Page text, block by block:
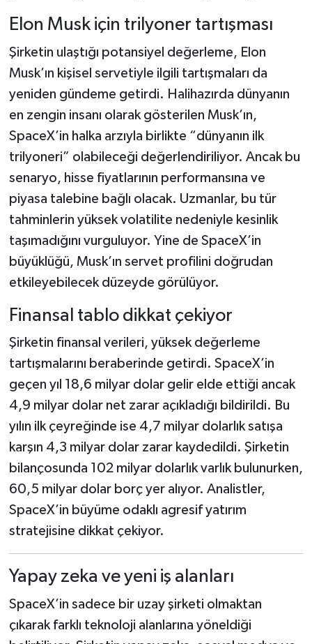
Elon Musk için trilyoner tartışması
Şirketin ulaştığı potansiyel değerleme, Elon
Musk’ın kişisel servetiyle ilgili tartışmaları da
yeniden gündeme getirdi. Halihazırda dünyanın
en zengin insanı olarak gösterilen Musk’ın,
SpaceX’in halka arzıyla birlikte “dünyanın ilk
trilyoneri” olabileceği değerlendiriliyor. Ancak bu
senaryo, hisse fiyatlarının performansına ve
piyasa talebine bağlı olacak. Uzmanlar, bu tür
tahminlerin yüksek volatilite nedeniyle kesinlik
taşımadığını vurguluyor. Yine de SpaceX’in
büyüklüğü, Musk’ın servet profilini doğrudan
etkileyebilecek düzeyde görülüyor.
Finansal tablo dikkat çekiyor
Şirketin finansal verileri, yüksek değerleme
tartışmalarını beraberinde getirdi. SpaceX’in
geçen yıl 18,6 milyar dolar gelir elde ettiği ancak
4,9 milyar dolar net zarar açıkladığı bildirildi. Bu
yılın ilk çeyreğinde ise 4,7 milyar dolarlık satışa
karşın 4,3 milyar dolar zarar kaydedildi. Şirketin
bilançosunda 102 milyar dolarlık varlık bulunurken,
60,5 milyar dolar borç yer alıyor. Analistler,
SpaceX’in büyüme odaklı agresif yatırım
stratejisine dikkat çekiyor.
Yapay zeka ve yeni iş alanları
SpaceX’in sadece bir uzay şirketi olmaktan
çıkarak farklı teknoloji alanlarına yöneldiği